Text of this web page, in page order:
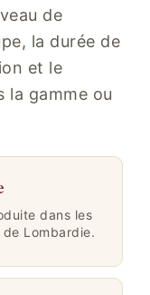
de
la durée de
et le
la gamme ou
dans les
Lombardie.